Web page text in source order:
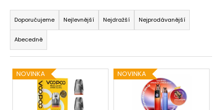
Ř
a
z
e
n
í
Doporučujeme Nejlevnější Nejdražší Nejprodávanější
Abecedně
V
ý
NOVINKA NOVINKA
e
t
e
n
j